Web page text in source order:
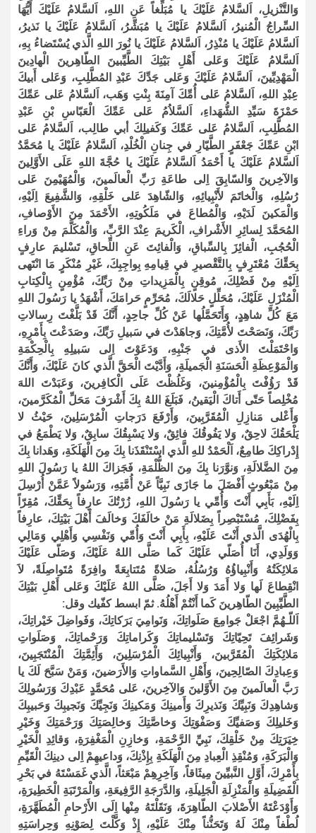
وَالتَّنْزيلِ، اَلسَّلامُ عَلَيْكَ يا مُبَلِّغاً عَنِ اللهِ، اَلسَّلامُ عَلَيْكَ أَيُّهَا
السِّراجُ الْمُنيرُ، اَلسَّلامُ عَلَيْكَ يا مُبَشِّرُ، اَلسَّلامُ عَلَيْكَ يا نَذيرُ،
اَلسَّلامُ عَلَيْكَ يا مُنْذِرُ، اَلسَّلامُ عَلَيْكَ يا نُورَ اللهِ الَّذي يُسْتَضاءُ بِهِ،
اَلسَّلامُ عَلَيْكَ وَعَلى أَهْلِ بَيْتِكَ الطَّيِّبينَ الطّاهِرينَ الْهادِينَ
الْمَهْدِيِّينَ، اَلسَّلامُ عَلَيْكَ وَعَلى جَدِّكَ عَبْدِ المُطَّلِبِ، وَعَلى أَبيكَ
عِبْدِ اللهِ، اَلسَّلامُ عَلى أُمِّكَ آمِنَةَ بِنْتِ وَهَب، اَلسَّلامُ عَلى عَمِّكَ
حَمْزَةَ سَيِّدِ الشُّهَداءِ، اَلسَّلاُمُ عَلى عَمِّكَ الْعَبّاسِ بْنِ عَبْدِ
المُطَّلِبِ، اَلسَّلامُ عَلى عَمِّكَ وَكَفيلِكَ أبي طالِب، اَلسَّلامُ عَلى
ابْنِ عَمِّكَ جَعْفَرٍ الطَّيّارِ في جِنانِ الْخُلْدِ، اَلسَّلامُ عَلَيْكَ يا مُحَمَّدُ
اَلسَّلامُ عَلَيْكَ يا أَحْمَدُ اَلسَّلامُ عَلَيْكَ يا حُجَّةَ اللهِ عَلَى الأَوَّلِينَ
وَالآخِرينَ وَالسّابِقَ اِلى طاعَةِ رَبِّ الْعالَمينَ، وَالْمُهَيْمِنَ عَلى
رُسُلِهِ، وَالْخاتَمَ لأَنْبِيائِهِ، وَالشّاهِدَ عَلى خَلْقِهِ، وَالشَّفِيعَ اِلَيْهِ،
وَالْمَكينَ لَدَيْهِ، وَالْمُطاعَ في مَلَكُوتِهِ، الأَحْمَدَ مِنَ الأَوْصافِ،
المُحَمَّدَ لِسائِرِ الأَشْرافِ، الْكَريمَ عِنْدَ الرَّبِّ، وَالْمُكَلَّمَ مِنْ وَراءِ
الْحُجُبِ، الْفائِزَ بِالسِّباقِ، وَالْفائِتَ عَنِ اللِّحاقِ، تَسْليمَ عارِفٍ
بِحَقِّكَ مُعْتَرِفٍ بِالتَّقْصيرِ في قِيامِهِ بِواجِبِكَ، غَيْرِ مُنْكَرٍ مَا انْتَهى
اِلَيْهِ مِنْ فَضْلِكَ، مُوقِنٍ بِالْمَزِيداتِ مِنْ رَبِّكَ، مُؤْمِنٍ بِالْكِتابِ
الْمُنْزَلِ عَلَيْكَ، مُحَلِّلٍ حَلالَكَ، مُحَرِّمٍ حَرامَكَ، أَشْهَدُ يا رَسُولَ اللهِ
مَعَ كُلِّ شاهِدٍ، وَأَتَحَمَّلُها عَنْ كُلِّ جاحِدٍ، أَنَّكَ قَدْ بَلَّغْتَ رِسالاتِ
رَبِّكَ، وَنَصَحْتَ لأُمَّتِكَ، وَجاهَدْتَ في سَبيلِ رَبِّكَ، وصَدَعْتَ بِأَمْرِهِ،
وَاحْتَمَلْتَ الأَذى في جَنْبِهِ، وَدَعَوْتَ اِلى سَبيلِهِ بِالْحِكْمَةِ
وَالْمَوْعِظَةِ الْحَسَنَةِ الْجَميلَةِ، وَأَدَّيْتَ الْحَقَّ الَّذي كانَ عَلَيْكَ، وَأَنَّكَ
قَدْ رَؤُفْتَ بِالْمُؤْمِنينَ، وَغَلُظْتَ عَلَى الْكافِرينَ، وَعَبَدْتَ اللهَ
مُخْلِصاً حَتّى أَتاكَ الْيَقينُ، فَبَلَغَ اللهُ بِكَ أَشْرَفَ مَحَلِّ الْمُكَرَّمينَ،
وَأَعْلى مَنازِلِ الْمُقَرَّبِينَ، وَأَرْفَعَ دَرَجاتِ الْمُرْسَلِينَ، حَيْثُ لا
يَلْحَقُكَ لاحِقٌ، وَلا يَفُوقُكَ فائِقٌ، وَلا يَسْبِقُكَ سابِقٌ، وَلا يَطْمَعُ في
إِدْراكِكَ طامِعٌ، اَلْحَمْدُ للهِ الَّذي اسْتَنْقَذَنا بِكَ مِنَ الْهَلَكَةِ، وَهَدانا بِكَ
مِنَ الضَّلالَةِ، وَنوَّرَنا بِكَ مِنَ الظُّلْمَةِ، فَجَزاكَ اللهُ يا رَسُولَ اللهِ
مِنْ مَبْعُوثٍ أَفْضَلَ ما جَازَى نَبِيَّاً عَنْ أُمَّتِهِ، وَرَسُولاً عَمَّنْ أُرْسِلَ
اِلَيْهِ، بَأَبِي أَنْتَ وَأُمِّي يا رَسُولَ اللهِ، زُرْتُكَ عارِفاً بِحَقِّكَ، مُقِرّاً
بِفَضْلِكَ، مُسْتَبْصِراً بِضَلالَةِ مَنْ خالَفَكَ وَخالَفَ أَهْلَ بَيْتِكَ، عارِفاً
بِالْهُدَى الَّذي أَنْتَ عَلَيْهِ، بِأَبِي أَنْتَ وَأُمِّي وَنَفْسِي وَأَهْلِي وَمَالِي
وَوَلَدِي، أَنَا أُصَلّي عَلَيْكَ كَما صَلَّى اللهُ عَلَيْكَ، وَصَلّى عَلَيْكَ
مَلائِكَتُهُ وَأَنْبِياؤُهُ وَرُسُلُهُ، صَلاةً مُتَتابِعَةً وافِرَةً مُتَواصِلَةً، لاَ
انْقِطاعَ لَها وَلا أَمَدَ وَلا أَجَلَ، صَلَّى اللهُ عَلَيْكَ وَعَلى أَهْلِ بَيْتِكَ
الطَّيِّبِينَ الطّاهِرينَ كَما أَنْتُمْ أَهْلُهُ. ثمّ ابسط كفّيك وقل:
اَللّـهُمَّ اجْعَلْ جَوامِعَ صَلَواتِكَ، وَنَوامِيَ بَرَكاتِكَ، وَفَواضِلَ خَيْراتِكَ،
وَشَرائِفَ تَحِيّاتِكَ وَتَسْليماتِكَ وَكَراماتِكَ وَرَحْماتِكَ، وَصَلَواتِ
مَلائِكَتِكَ الْمُقَرَّبينَ، وَأَنْبِيائِكَ الْمُرْسَلِينَ، وَأَئِمَّتِكَ الْمُنْتَجَبِينَ،
وَعِبادِكَ الصّالِحِينَ، وَأَهْلِ السَّماواتِ وَالأَرَضينَ، وَمَنْ سَبَّحَ لَكَ يا
رَبَّ الْعالَمينَ مِنَ الأَوَّلينَ وَالآخِرينَ، عَلى مُحَمَّدٍ عَبْدِكَ وَرَسُولِكَ
وَشاهِدِكَ وَنَبِيِّكَ وَنَذيرِكَ وَأَمينِكَ وَمَكينِكَ وَنَجِيِّكَ وَنَجيبِكَ وَحَبيبِكَ
وَخَليلِكَ وَصَفيِّكَ وَصَفْوَتِكَ وَخاصَّتِكَ وَخالِصَتِكَ وَرَحْمَتِكَ وَخَيْرِ
خِيَرَتِكَ مِنْ خَلْقِكَ، نَبِيِّ الرَّحْمَةِ، وَخازِنِ الْمَغْفِرَةِ، وَقائِدِ الْخَيْرِ
وَالْبَرَكَةِ، وَمُنْقِذِ الْعِبادِ مِنَ الْهَلَكَةِ بِإِذْنِكَ، وَداعيهِمْ اِلى دينِكَ الْقَيِّمِ
بِأَمْرِكَ، أَوَّلِ النَّبيِّينَ مِيثَاقاً، وَآخِرِهِمْ مَبْعَثاً، الَّذي غَمَسْتَهُ في بَحْرِ
الْفَضِيلَةِ وَالْمَنْزِلَةِ الْجَلِيلَةِ، وَالدَّرَجَةِ الرَّفِيعَةِ، وَالْمَرْتَبَةِ الْخَطِيرَةِ،
وَأَوْدَعْتَهُ الأَصْلابَ الطّاهِرَةَ، وَنَقَلْتَهُ مِنْها اِلَى الأَرْحامِ الْمُطَهَّرَةِ،
لُطْفاً مِنْكَ لَهُ وَتَحَنُّناً مِنْكَ عَلَيْهِ، إِذْ وَكَّلْتَ لِصَوْنِهِ وَحِراسَتِهِ